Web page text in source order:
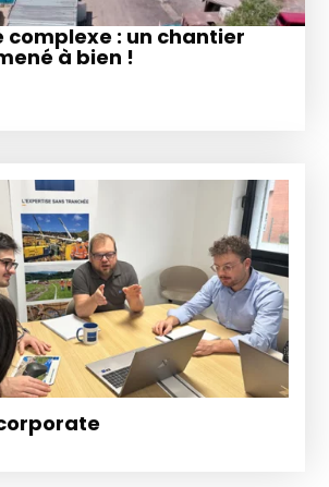
complexe : un chantier
à bien !